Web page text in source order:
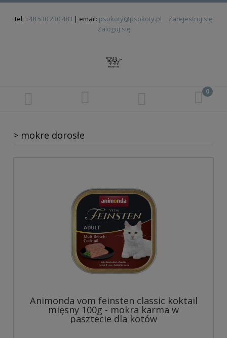
tel: +48 530 230 483 | email: psokoty@psokoty.pl
Zarejestruj się
Zaloguj się
> mokre dorosłe
Animonda vom feinsten classic koktail
mięsny 100g - mokra karma w
pasztecie dla kotów